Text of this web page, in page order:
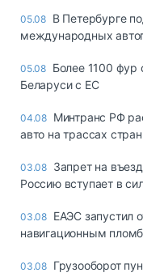
05.08 В Петербурге
международных
05.08 Более 1100 фур
Беларуси с ЕС
04.08 Минтранс РФ
авто на трассах
03.08 Запрет на
Россию вступает в
03.08 ЕАЭС запустил
навигационным
03.08 Грузооборот